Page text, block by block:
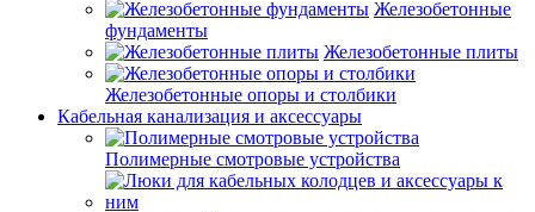
Железобетонные
фундаменты
Железобетонные плиты
Железобетонные опоры и столбики
Кабельная канализация и аксессуары
Полимерные смотровые устройства